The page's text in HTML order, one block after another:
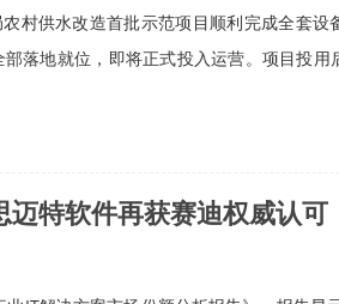
供水改造首批示范项目顺利完成全套设
落地就位，即将正式投入运营。项目投用
特软件再获赛迪权威认可